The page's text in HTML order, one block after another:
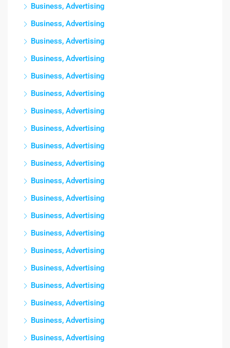
Business, Advertising
Business, Advertising
Business, Advertising
Business, Advertising
Business, Advertising
Business, Advertising
Business, Advertising
Business, Advertising
Business, Advertising
Business, Advertising
Business, Advertising
Business, Advertising
Business, Advertising
Business, Advertising
Business, Advertising
Business, Advertising
Business, Advertising
Business, Advertising
Business, Advertising
Business, Advertising